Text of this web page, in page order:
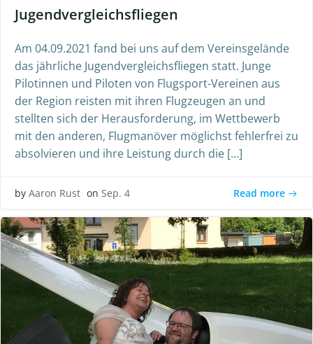
Jugendvergleichsfliegen
Am 04.09.2021 fand bei uns auf dem Vereinsgelände
das jährliche Jugendvergleichsfliegen statt. Junge
Pilotinnen und Piloten von Flugsport-Vereinen aus
der Region reisten mit ihren Flugzeugen an und
stellten sich der Herausforderung, im Wettbewerb
mit den anderen, Flugmanöver möglichst fehlerfrei zu
absolvieren und ihre Leistung durch die […]
by Aaron Rust on Sep. 4 Read more